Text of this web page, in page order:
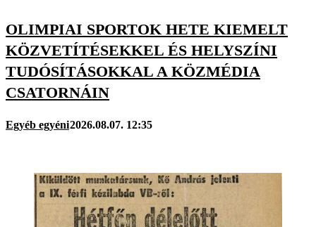
OLIMPIAI SPORTOK HETE KIEMELT
KÖZVETÍTÉSEKKEL ÉS HELYSZÍNI
TUDÓSÍTÁSOKKAL A KÖZMÉDIA
CSATORNÁIN
Egyéb egyéni2026.08.07. 12:35